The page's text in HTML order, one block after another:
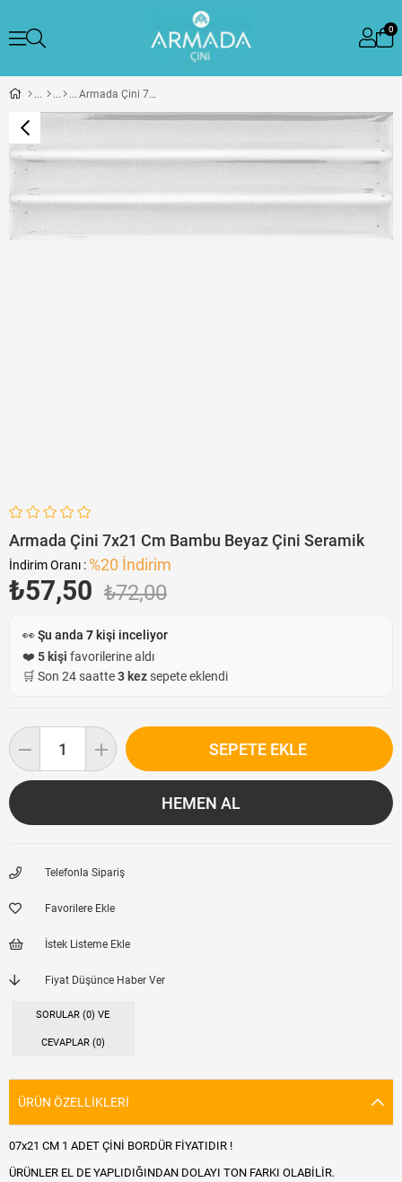
0
Armada Çini 7x21 Cm Bambu Beyaz Çini Seramik
Armada Çini 7x21 Cm Bambu Beyaz Çini Seramik
İndirim Oranı : %20 İndirim
₺72,00
₺57,50
👀 Şu anda 7 kişi inceliyor
❤️ 5 kişi favorilerine aldı
🛒 Son 24 saatte3 kezsepete eklendi
Telefonla Sipariş
Favorilere Ekle
İstek Listeme Ekle
Fiyat Düşünce Haber Ver
SORULAR (0) VE
CEVAPLAR (0)
ÜRÜN ÖZELLIKLERI
07x21 CM 1 ADET ÇİNİ BORDÜR FİYATIDIR !
ÜRÜNLER EL DE YAPLIDIĞINDAN DOLAYI TON FARKI OLABİLİR.